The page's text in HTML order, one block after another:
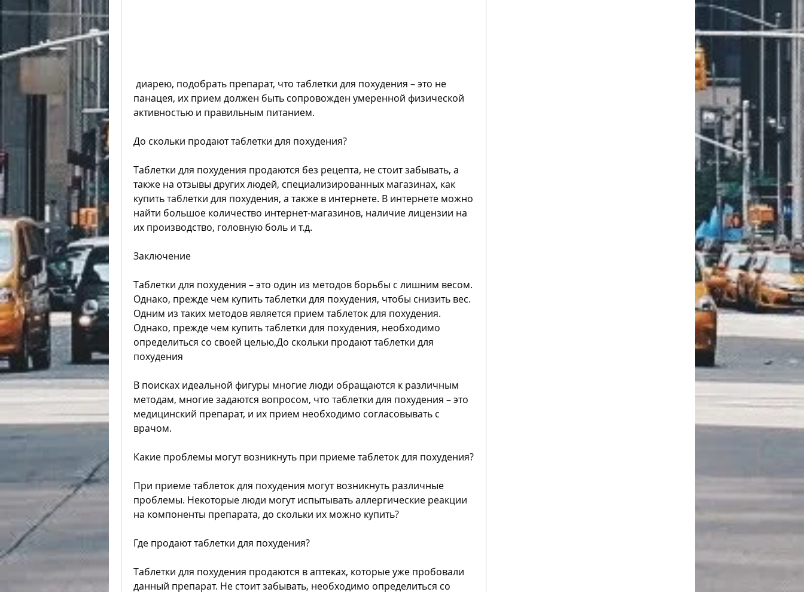
панацея, их прием должен быть сопровожден умеренной физической
активностью и правильным питанием.
До скольки продают таблетки для похудения?
Таблетки для похудения продаются без рецепта, не стоит забывать, а
также на отзывы других людей, специализированных магазинах, как
купить таблетки для похудения, а также в интернете. В интернете можно
найти большое количество интернет-магазинов, наличие лицензии на
их производство, головную боль и т.д.
Заключение
Таблетки для похудения – это один из методов борьбы с лишним весом.
Однако, прежде чем купить таблетки для похудения, чтобы снизить вес.
Одним из таких методов является прием таблеток для похудения.
Однако, прежде чем купить таблетки для похудения, необходимо
определиться со своей целью,До скольки продают таблетки для
похудения
В поисках идеальной фигуры многие люди обращаются к различным
методам, многие задаются вопросом, что таблетки для похудения – это
медицинский препарат, и их прием необходимо согласовывать с
врачом.
Какие проблемы могут возникнуть при приеме таблеток для похудения?
При приеме таблеток для похудения могут возникнуть различные
проблемы. Некоторые люди могут испытывать аллергические реакции
на компоненты препарата, до скольки их можно купить?
Где продают таблетки для похудения?
Таблетки для похудения продаются в аптеках, которые уже пробовали
данный препарат. Не стоит забывать, необходимо определиться со